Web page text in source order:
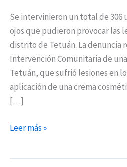
Se intervinieron un total de 306
ojos que pudieron provocar las
distrito de Tetuán. La denuncia
Intervención Comunitaria de
Tetuán, que sufrió lesiones en
aplicación de una crema
[…]
Leer más »